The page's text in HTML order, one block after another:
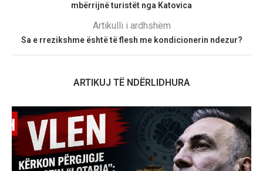
mbërrijnë turistët nga Katovica
Artikulli i ardhshëm
Sa e rrezikshme është të flesh me kondicionerin ndezur?
ARTIKUJ TË NDËRLIDHURA